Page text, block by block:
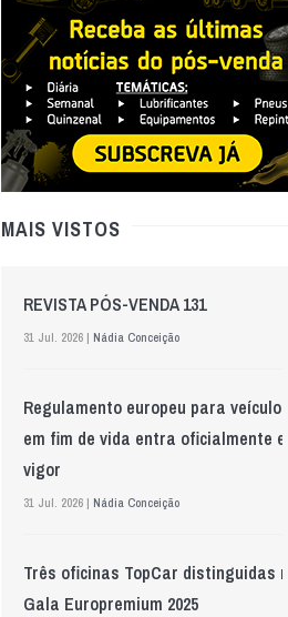
MAIS VISTOS
REVISTA PÓS-VENDA 131
31 Jul. 2026 | Nádia Conceição
Regulamento europeu para veículos
em fim de vida entra oficialmente em
vigor
31 Jul. 2026 | Nádia Conceição
Três oficinas TopCar distinguidas na
Gala Europremium 2025